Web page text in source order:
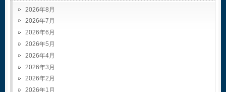
2026年8月
2026年7月
2026年6月
2026年5月
2026年4月
2026年3月
2026年2月
2026年1月